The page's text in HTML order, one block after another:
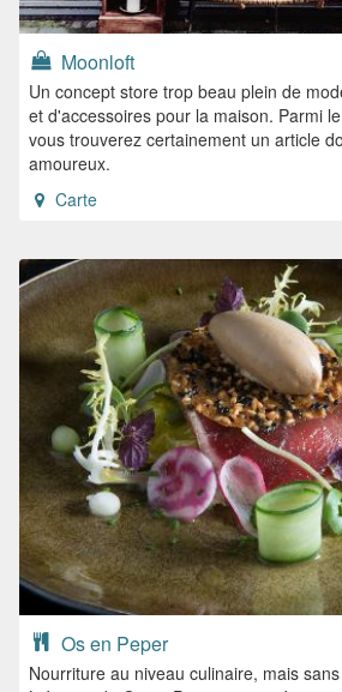
Moonloft
Un concept store trop beau plein de
et d'accessoires pour la maison. Parmi
vous trouverez certainement un article
amoureux.
Carte
Os en Peper
Nourriture au niveau culinaire, mais